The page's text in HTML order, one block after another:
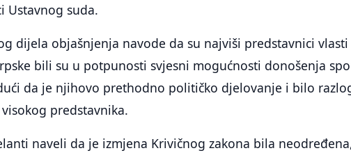
Ustavnog suda.
dijela objašnjenja navode da su najviši predstavnici vlasti
bili su u potpunosti svjesni mogućnosti donošenja
da je njihovo prethodno političko djelovanje i bilo
predstavnika.
naveli da je izmjena Krivičnog zakona bila